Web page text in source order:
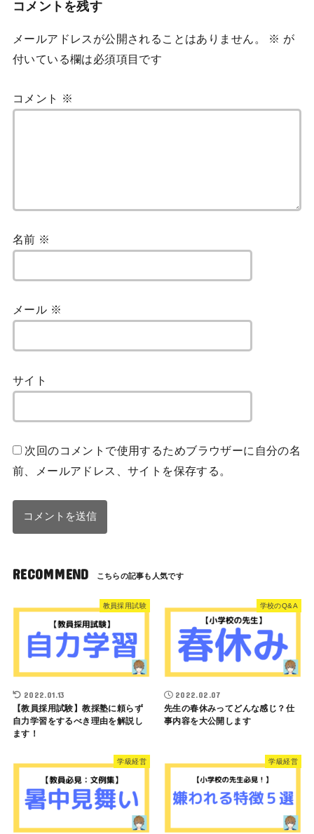
コメントを残す
メールアドレスが公開されることはありません。 ※ が
付いている欄は必須項目です
コメント ※
名前 ※
メール ※
サイト
次回のコメントで使用するためブラウザーに自分の名
前、メールアドレス、サイトを保存する。
RECOMMEND
教員採用試験
2022.01.13
【教員採用試験】教採塾に頼らず
自力学習をするべき理由を解説し
ます！
学校のQ&A
2022.02.07
先生の春休みってどんな感じ？仕
事内容を大公開します
学級経営 学級経営